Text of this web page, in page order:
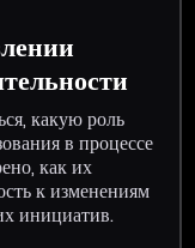
какую роль
в процессе
как их
к изменениям
инициатив.